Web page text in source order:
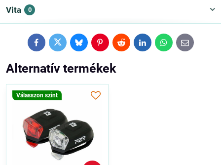
Vita 0
FacebookTwitterBlueskyPinterestRedditLinkedInWhatsApp
E-
mail
Alternatív termékek
Válasszon szint